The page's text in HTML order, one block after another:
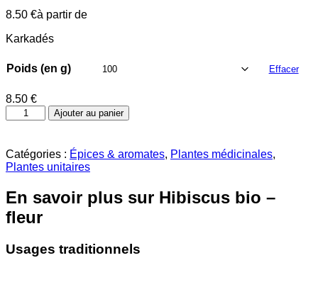
8.50 €à partir de
Karkadés
Poids (en g) Effacer
8.50 €
quantité
de
bio
-
fleur
Ajouter au panier
Catégories : Épices & aromates, Plantes médicinales,
Plantes unitaires
En savoir plus sur Hibiscus bio –
fleur
Usages traditionnels